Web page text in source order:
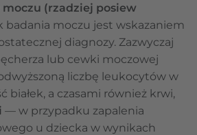
(rzadziej posiew
moczu jest wskazaniem
diagnozy. Zazwyczaj
lub cewki moczowej
liczbę leukocytów w
białek, a czasami również krwi,
— w przypadku zapalenia
u dziecka w wynikach